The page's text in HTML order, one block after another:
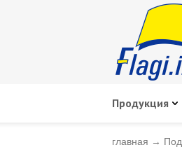
Продукция
главная →